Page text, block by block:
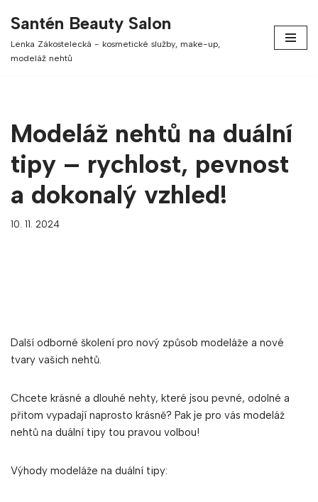
Přeskočit
na
Santén Beauty Salon
Lenka Zákostelecká - kosmetické služby, make-up,
modeláž nehtů
Modeláž nehtů na duální
tipy – rychlost, pevnost
a dokonalý vzhled!
10. 11. 2024
Další odborné školení pro nový způsob modeláže a nové
tvary vašich nehtů.
Chcete krásné a dlouhé nehty, které jsou pevné, odolné a
přitom vypadají naprosto krásně? Pak je pro vás modeláž
nehtů na duální tipy tou pravou volbou!
Výhody modeláže na duální tipy: